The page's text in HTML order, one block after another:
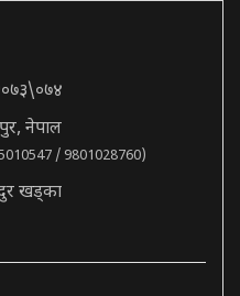
नेपाल
/ 9801028760)
खड्का